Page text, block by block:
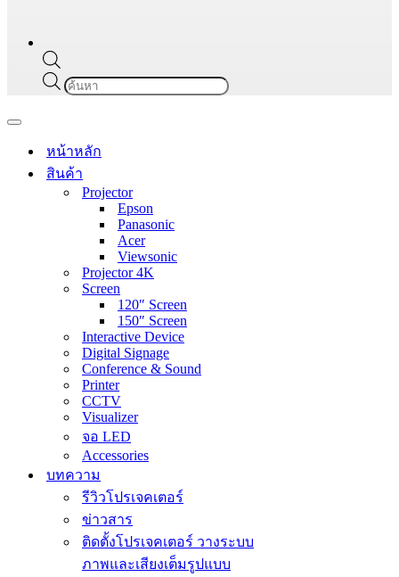
Products
search
Navigation
หน้าหลัก
สินค้า
Projector
Epson
Panasonic
Acer
Viewsonic
Projector 4K
Screen
120″ Screen
150″ Screen
Interactive Device
Digital Signage
Conference & Sound
Printer
CCTV
Visualizer
จอ LED
Accessories
บทความ
รีวิวโปรเจคเตอร์
ข่าวสาร
ติดตั้งโปรเจคเตอร์ วางระบบ
ภาพและเสียงเต็มรูปแบบ